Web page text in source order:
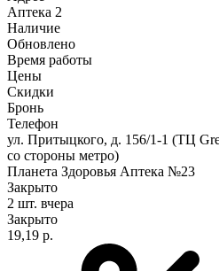
Аптека 2
Наличие
Обновлено
Время работы
Цены
Скидки
Бронь
Телефон
ул. Притыцкого, д. 156/1-1 (ТЦ
со стороны метро)
Планета Здоровья Аптека №23
Закрыто
2 шт. вчера
Закрыто
19,19 р.